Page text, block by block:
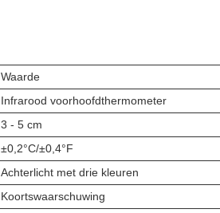
Waarde
Infrarood voorhoofdthermometer
3 - 5 cm
±0,2°C/±0,4°F
Achterlicht met drie kleuren
Koortswaarschuwing